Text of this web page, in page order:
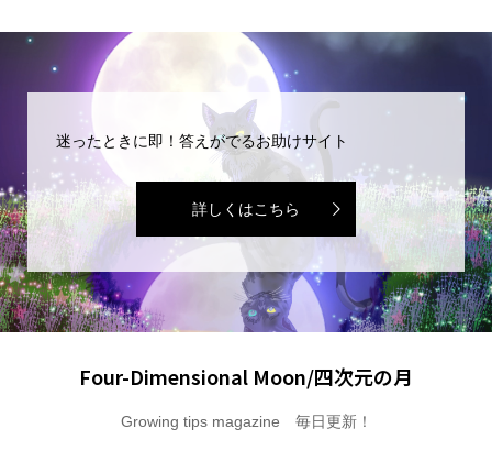
迷ったときに即！答えがでるお助けサイト
詳しくはこちら
Four-Dimensional Moon/四次元の月
Growing tips magazine 毎日更新！